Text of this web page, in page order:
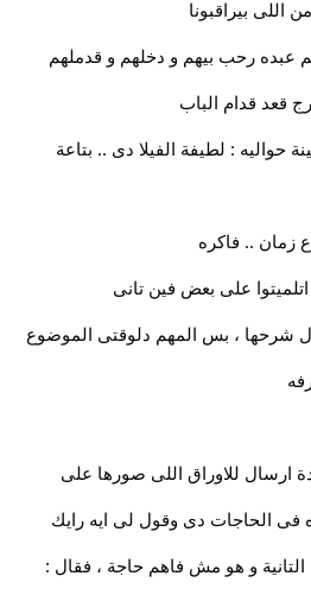
اللى بيراقبونا
عبده رحب بيهم و دخلهم و قدملهم
قعد قدام الباب
حواليه : لطيفة الفيلا دى .. بتاعة
زمان .. فاكره
اتلميتوا على بعض فين تانى
شرحها ، بس المهم دلوقتى الموضوع
ارسال للاوراق اللى صورها على
فى الحاجات دى وقول لى ايه رايك
و هو مش فاهم حاجة ، فقال :